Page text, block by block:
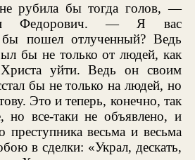
рубила бы тогда голов, —
Федорович. — Я вас
пошел отлученный? Ведь
бы не только от людей, как
уйти. Ведь он своим
бы не только на людей, но
Это и теперь, конечно, так
но все-таки не объявлено, и
преступника весьма и весьма
в сделки: «Украл, дескать,